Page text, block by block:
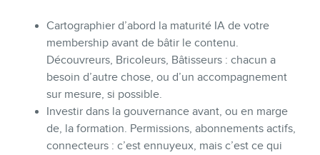
Cartographier d’abord la maturité IA de votre
membership avant de bâtir le contenu.
Découvreurs, Bricoleurs, Bâtisseurs : chacun a
besoin d’autre chose, ou d’un accompagnement
sur mesure, si possible.
Investir dans la gouvernance avant, ou en marge
de, la formation. Permissions, abonnements actifs,
connecteurs : c’est ennuyeux, mais c’est ce qui